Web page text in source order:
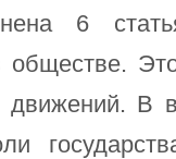
6
В